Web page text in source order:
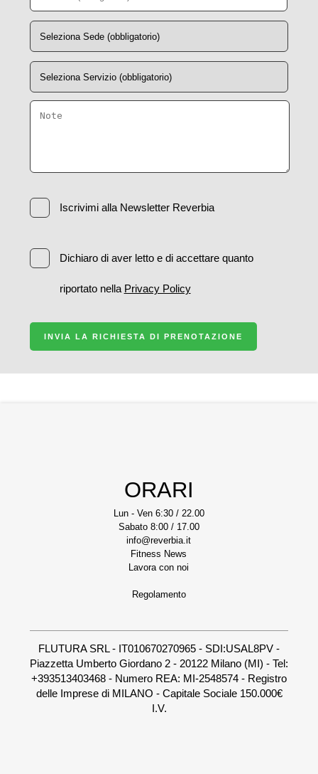
Iscrivimi alla Newsletter Reverbia
Dichiaro di aver letto e di accettare quanto
riportato nella Privacy Policy
INVIA LA RICHIESTA DI PRENOTAZIONE
ORARI
Lun - Ven 6:30 / 22.00
Sabato 8:00 / 17.00
info@reverbia.it
Fitness News
Lavora con noi
Regolamento
FLUTURA SRL - IT010670270965 - SDI:USAL8PV -
Piazzetta Umberto Giordano 2 - 20122 Milano (MI) - Tel:
+393513403468 - Numero REA: MI-2548574 - Registro
delle Imprese di MILANO - Capitale Sociale 150.000€
I.V.